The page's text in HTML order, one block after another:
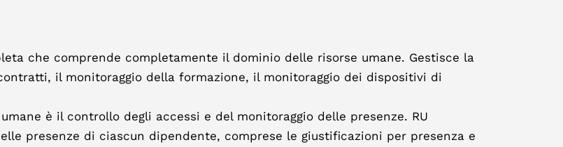
che comprende completamente il dominio delle risorse umane. Gestisce la
il monitoraggio della formazione, il monitoraggio dei dispositivi di
è il controllo degli accessi e del monitoraggio delle presenze. RU
presenze di ciascun dipendente, comprese le giustificazioni per presenza e